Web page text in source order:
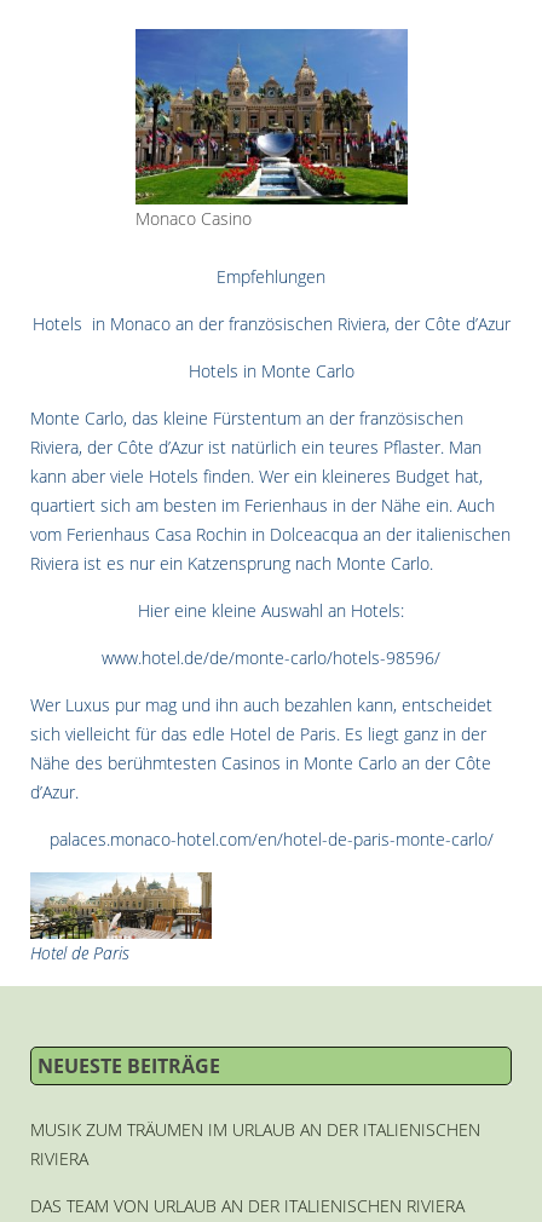
Monaco Casino
Empfehlungen
Hotels in Monaco an der französischen Riviera, der Côte d’Azur
Hotels in Monte Carlo
Monte Carlo, das kleine Fürstentum an der französischen
Riviera, der Côte d’Azur ist natürlich ein teures Pflaster. Man
kann aber viele Hotels finden. Wer ein kleineres Budget hat,
quartiert sich am besten im Ferienhaus in der Nähe ein. Auch
vom Ferienhaus Casa Rochin in Dolceacqua an der italienischen
Riviera ist es nur ein Katzensprung nach Monte Carlo.
Hier eine kleine Auswahl an Hotels:
www.hotel.de/de/monte-carlo/hotels-98596/
Wer Luxus pur mag und ihn auch bezahlen kann, entscheidet
sich vielleicht für das edle Hotel de Paris. Es liegt ganz in der
Nähe des berühmtesten Casinos in Monte Carlo an der Côte
d’Azur.
palaces.monaco-hotel.com/en/hotel-de-paris-monte-carlo/
Hotel de Paris
NEUESTE BEITRÄGE
MUSIK ZUM TRÄUMEN IM URLAUB AN DER ITALIENISCHEN
RIVIERA
DAS TEAM VON URLAUB AN DER ITALIENISCHEN RIVIERA